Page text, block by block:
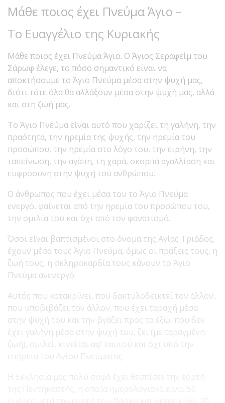
Μάθε ποιος έχει Πνεύμα Άγιο –
Το Ευαγγέλιο της Κυριακής
Μάθε ποιος έχει Πνεύμα Άγιο. Ο Άγιος Σεραφείμ του
Σάρωφ έλεγε, το πόσο σημαντικό είναι να
αποκτήσουμε το Άγιο Πνεύμα μέσα στην ψυχή μας,
διότι τότε όλα θα αλλάξουν μέσα στην ψυχή μας, αλλά
και στη ζωή μας.
Το Άγιο Πνεύμα είναι αυτό που χαρίζει τη γαλήνη, την
πραότητα, την ηρεμία της ψυχής, την ηρεμία του
προσώπου, την ηρεμία στο λόγο του, την ειρήνη, την
ταπείνωση, την αγάπη, τη χαρά, σκορπά αγαλλίαση και
ευφροσύνη στην ψυχή του ανθρώπου.
Ο άνθρωπος που έχει μέσα του το Άγιο Πνεύμα
ενεργό, φαίνεται από την ηρεμία του προσώπου του,
την ομιλία του και όχι από τον φανατισμό.
Όσοι είναι βαπτισμένοι στο όνομα της Αγίας Τριάδος,
έχουν μέσα τους Άγιο Πνεύμα, όμως οι πράξεις τους, η
ζωή τους, η σκληροκαρδία τους κάνουν το Άγιο
Πνεύμα ανενεργό.
Αυτός που κατακρίνει, που δακτυλοδεικτεί τον άλλον,
που υποβιβάζει τον άλλον, που έχει ταραχή μέσα
στην ψυχή του και την βγάζει προς τα έξω, που δεν
έχει γαλήνη μέσα στην ψυχή του, ζει (με ταραγμένη
ζωή), ομιλεί, κινείται αφ’ εαυτού και όχι υπό την
επήρεια του Αγίου Πνεύματος.